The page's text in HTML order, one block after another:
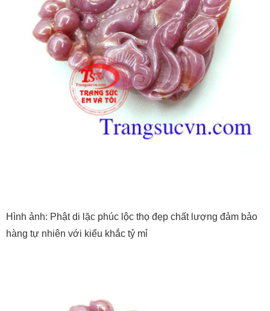
Hình ảnh: Phật di lặc phúc lộc thọ đẹp chất lượng đảm bảo
hàng tự nhiên với kiểu khắc tỷ mỉ